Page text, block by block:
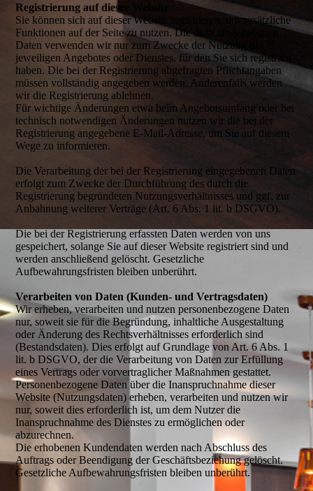
Registrierung auf dieser Website
Sie können sich auf dieser Website registrieren, um zusätzliche
Funktionen auf der Seite zu nutzen. Die dazu eingegebenen
Daten verwenden wir nur zum Zwecke der Nutzung des
jeweiligen Angebotes oder Dienstes, für den Sie sich registriert
haben. Die bei der Registrierung abgefragten Pflichtangaben
müssen vollständig angegeben werden. Anderenfalls werden
wir die Registrierung ablehnen.
Für wichtige Änderungen etwa beim Angebotsumfang oder bei
technisch notwendigen Änderungen nutzen wir die bei der
Registrierung angegebene E-Mail-Adresse, um Sie auf diesem
Wege zu informieren.
Die Verarbeitung der bei der Registrierung eingegebenen Daten
erfolgt zum Zwecke der Durchführung des durch die
Registrierung begründeten Nutzungsverhältnisses und ggf. zur
Anbahnung weiterer Verträge (Art. 6 Abs. 1 lit. b DSGVO).
Die bei der Registrierung erfassten Daten werden von uns
gespeichert, solange Sie auf dieser Website registriert sind und
werden anschließend gelöscht. Gesetzliche
Aufbewahrungsfristen bleiben unberührt.
Verarbeiten von Daten (Kunden- und Vertragsdaten)
Wir erheben, verarbeiten und nutzen personenbezogene Daten
nur, soweit sie für die Begründung, inhaltliche Ausgestaltung
oder Änderung des Rechtsverhältnisses erforderlich sind
(Bestandsdaten). Dies erfolgt auf Grundlage von Art. 6 Abs. 1
lit. b DSGVO, der die Verarbeitung von Daten zur Erfüllung
eines Vertrags oder vorvertraglicher Maßnahmen gestattet.
Personenbezogene Daten über die Inanspruchnahme dieser
Website (Nutzungsdaten) erheben, verarbeiten und nutzen wir
nur, soweit dies erforderlich ist, um dem Nutzer die
Inanspruchnahme des Dienstes zu ermöglichen oder
abzurechnen.
Die erhobenen Kundendaten werden nach Abschluss des
Auftrags oder Beendigung der Geschäftsbeziehung gelöscht.
Gesetzliche Aufbewahrungsfristen bleiben unberührt.